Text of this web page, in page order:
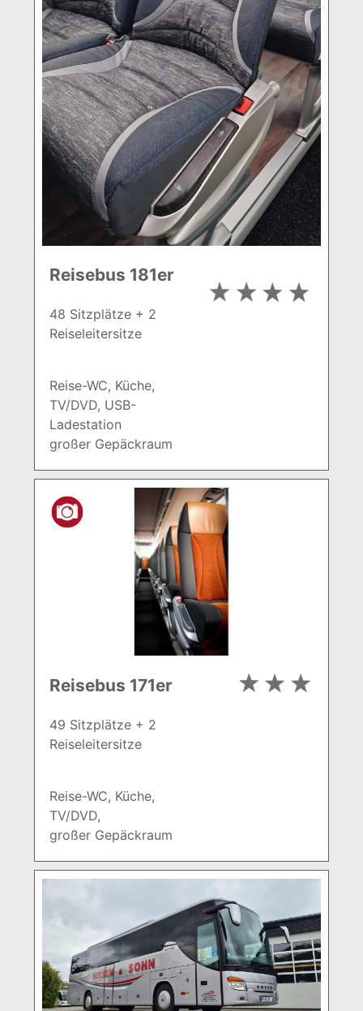
Reisebus 181er
48 Sitzplätze + 2
Reiseleitersitze
Reise-WC, Küche,
TV/DVD, USB-
Ladestation
großer Gepäckraum
Reisebus 171er
49 Sitzplätze + 2
Reiseleitersitze
Reise-WC, Küche,
TV/DVD,
großer Gepäckraum